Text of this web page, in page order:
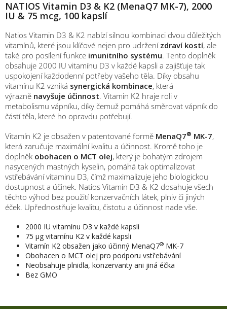
NATIOS Vitamin D3 & K2 (MenaQ7 MK-7), 2000
IU & 75 mcg, 100 kapslí
Natios Vitamin D3 & K2 nabízí silnou kombinaci dvou důležitých
vitamínů, které jsou klíčové nejen pro udržení zdraví kostí, ale
také pro posílení funkce imunitního systému. Tento doplněk
obsahuje 2000 IU vitamínu D3 v každé kapsli a zajišťuje tak
uspokojení každodenní potřeby vašeho těla. Díky obsahu
vitamínu K2 vzniká synergická kombinace, která
výrazně navyšuje účinnost. Vitamin K2 hraje roli v
metabolismu vápníku, díky čemuž pomáhá směrovat vápník do
částí těla, které ho opravdu potřebují.
Vitamín K2 je obsažen v patentované formě MenaQ7® MK-7,
která zaručuje maximální kvalitu a účinnost. Kromě toho je
doplněk obohacen o MCT olej, který je bohatým zdrojem
nasycených mastných kyselin, pomáhá tak optimalizovat
vstřebávání vitaminu D3, čímž maximalizuje jeho biologickou
dostupnost a účinek. Natios Vitamin D3 & K2 dosahuje všech
těchto výhod bez použití konzervačních látek, plniv či jiných
éček. Upřednostňuje kvalitu, čistotu a účinnost nade vše.
2000 IU vitamínu D3 v každé kapsli
75 μg vitamínu K2 v každé kapsli
Vitamín K2 obsažen jako účinný MenaQ7® MK-7
Obohacen o MCT olej pro podporu vstřebávání
Neobsahuje plnidla, konzervanty ani jiná éčka
Bez GMO